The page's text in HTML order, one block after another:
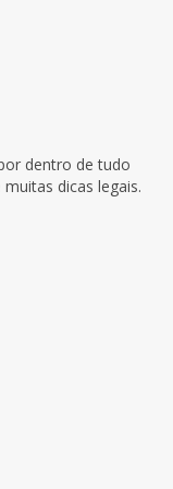
dentro de tudo
dicas legais.